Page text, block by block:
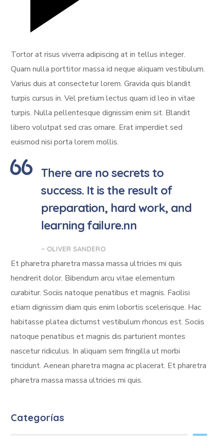
Tortor at risus viverra adipiscing at in tellus integer.
Quam nulla porttitor massa id neque aliquam vestibulum.
Varius duis at consectetur lorem. Gravida quis blandit
turpis cursus in. Vel pretium lectus quam id leo in vitae
turpis. Nulla pellentesque dignissim enim sit. Blandit
libero volutpat sed cras ornare. Erat imperdiet sed
euismod nisi porta lorem mollis.
There are no secrets to
success. It is the result of
preparation, hard work, and
learning failure.nn
– OLIVER SANDERO
Et pharetra pharetra massa massa ultricies mi quis
hendrerit dolor. Bibendum arcu vitae elementum
curabitur. Sociis natoque penatibus et magnis. Facilisi
etiam dignissim diam quis enim lobortis scelerisque. Hac
habitasse platea dictumst vestibulum rhoncus est. Sociis
natoque penatibus et magnis dis parturient montes
nascetur ridiculus. In aliquam sem fringilla ut morbi
tincidunt. Aenean pharetra magna ac placerat. Et pharetra
pharetra massa massa ultricies mi quis.
Categorías